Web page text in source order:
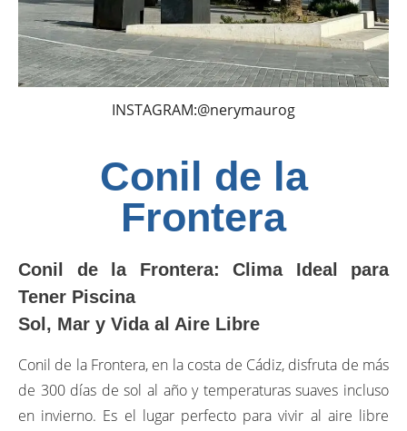
INSTAGRAM:@nerymaurog
Conil de la
Frontera
Conil de la Frontera: Clima Ideal para
Tener Piscina
Sol, Mar y Vida al Aire Libre
Conil de la Frontera, en la costa de Cádiz, disfruta de más
de 300 días de sol al año y temperaturas suaves incluso
en invierno. Es el lugar perfecto para vivir al aire libre